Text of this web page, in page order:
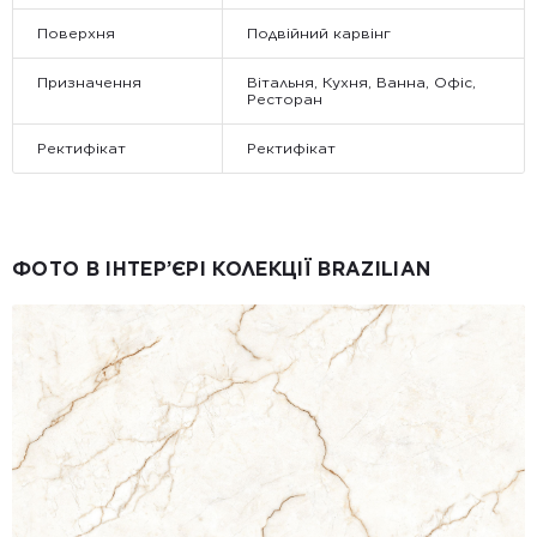
Поверхня Подвійний карвінг
Призначення
Вітальня, Кухня, Ванна, Офіс,
Ресторан
Ректифікат Ректифікат
ФОТО В ІНТЕР’ЄРІ КОЛЕКЦІЇ BRAZILIAN